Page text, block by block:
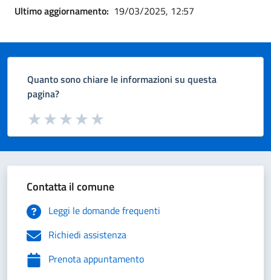
Ultimo aggiornamento: 19/03/2025, 12:57
Quanto sono chiare le informazioni su questa
pagina?
Valuta da 1 a 5 stelle la pagina
Valuta 5 stelle su 5
Valuta 4 stelle su 5
Valuta 3 stelle su 5
Valuta 2 stelle su 5
Valuta 1 stelle su 5
Contatta il comune
Leggi le domande frequenti
Richiedi assistenza
Prenota appuntamento